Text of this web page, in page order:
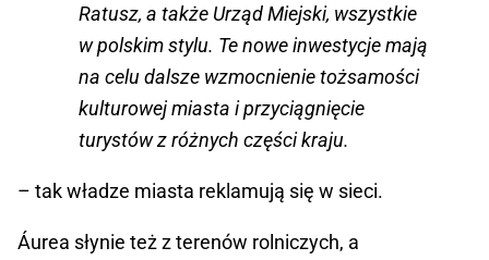
Ratusz, a także Urząd Miejski, wszystkie
w polskim stylu. Te nowe inwestycje mają
na celu dalsze wzmocnienie tożsamości
kulturowej miasta i przyciągnięcie
turystów z różnych części kraju.
– tak władze miasta reklamują się w sieci.
Áurea słynie też z terenów rolniczych, a